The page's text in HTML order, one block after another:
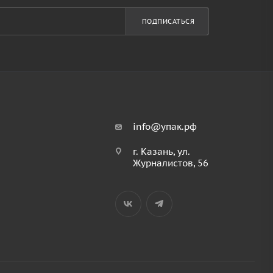
ПОДПИСАТЬСЯ
info@упак.рф
г. Казань, ул.
Журналистов, 56